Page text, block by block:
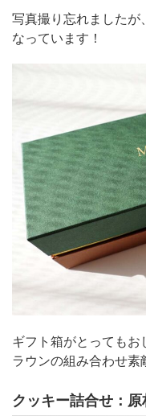
写真撮り忘れましたが
なっています！
ギフト箱がとっても
ラウンの組み合わせ素
クッキー詰合せ：